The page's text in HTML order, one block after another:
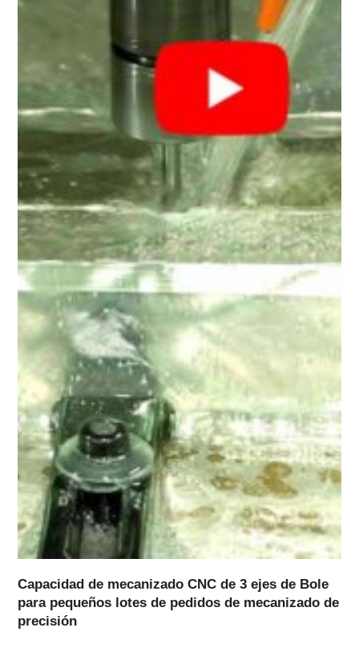
Capacidad de mecanizado CNC de 3 ejes de Bole
para pequeños lotes de pedidos de mecanizado de
precisión